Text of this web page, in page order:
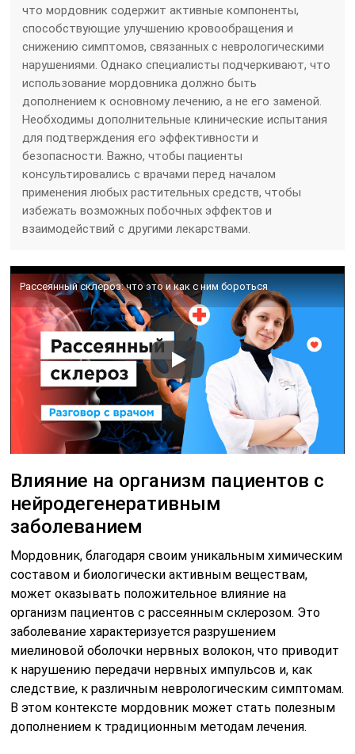
что мордовник содержит активные компоненты,
способствующие улучшению кровообращения и
снижению симптомов, связанных с неврологическими
нарушениями. Однако специалисты подчеркивают, что
использование мордовника должно быть
дополнением к основному лечению, а не его заменой.
Необходимы дополнительные клинические испытания
для подтверждения его эффективности и
безопасности. Важно, чтобы пациенты
консультировались с врачами перед началом
применения любых растительных средств, чтобы
избежать возможных побочных эффектов и
взаимодействий с другими лекарствами.
Рассеянный склероз: что это и как с ним бороться
Влияние на организм пациентов с
нейродегенеративным
заболеванием
Мордовник, благодаря своим уникальным химическим
составом и биологически активным веществам,
может оказывать положительное влияние на
организм пациентов с рассеянным склерозом. Это
заболевание характеризуется разрушением
миелиновой оболочки нервных волокон, что приводит
к нарушению передачи нервных импульсов и, как
следствие, к различным неврологическим симптомам.
В этом контексте мордовник может стать полезным
дополнением к традиционным методам лечения.